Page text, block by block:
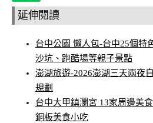
延伸閱讀
台中公園 懶人包-台中25個特
沙坑、跑酷場等親子景點
澎湖旅遊-2026澎湖三天兩夜
規劃
台中大甲鎮瀾宮 13家周邊美
銅板美食小吃